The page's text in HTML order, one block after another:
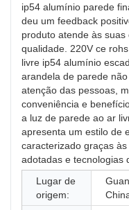
ip54 alumínio parede
deu um feedback
produto atende às
qualidade. 220V ce
livre ip54 alumínio
arandela de parede
atenção das pessoas,
conveniência e
a luz de parede ao ar
apresenta um estilo de
caracterizado graças
adotadas e tecnologias
Lugar de
origem: